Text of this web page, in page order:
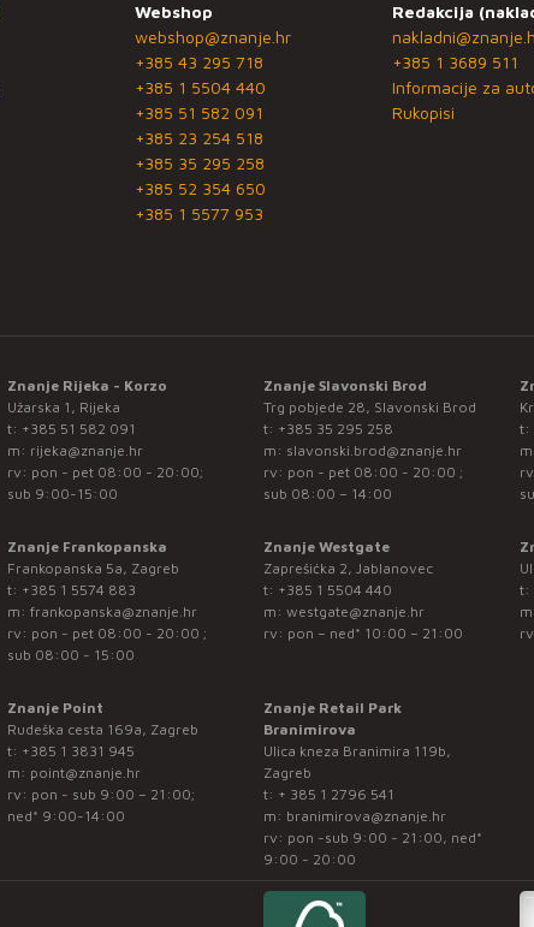
Webshop
webshop@znanje.hr
+385 43 295 718
+385 1 5504 440
+385 51 582 091
+385 23 254 518
+385 35 295 258
+385 52 354 650
+385 1 5577 953
Redakcija
+385 1 3689 511
Informacije za
Rukopisi
Znanje Rijeka - Korzo
Užarska 1, Rijeka
t: +385 51 582 091
m: rijeka@znanje.hr
rv: pon - pet 08:00 - 20:00;
sub 9:00-15:00
Znanje Slavonski Brod
Trg pobjede 28, Slavonski Brod
t: +385 35 295 258
m: slavonski.brod@znanje.hr
rv: pon - pet 08:00 - 20:00 ;
sub 08:00 – 14:00
t:
Znanje Frankopanska
Frankopanska 5a, Zagreb
t: +385 1 5574 883
m: frankopanska@znanje.hr
rv: pon - pet 08:00 - 20:00 ;
sub 08:00 - 15:00
Znanje Westgate
Zaprešićka 2, Jablanovec
t: +385 1 5504 440
m: westgate@znanje.hr
rv: pon – ned* 10:00 – 21:00
t:
Znanje Point
Rudeška cesta 169a, Zagreb
t: +385 1 3831 945
m: point@znanje.hr
rv: pon - sub 9:00 – 21:00;
ned* 9:00-14:00
Znanje Retail Park
Branimirova
Ulica kneza Branimira 119b,
Zagreb
t: + 385 1 2796 541
m: branimirova@znanje.hr
rv: pon -sub 9:00 - 21:00, ned*
9:00 - 20:00